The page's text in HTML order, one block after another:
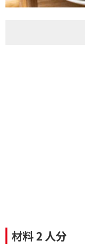
材料 2 人分